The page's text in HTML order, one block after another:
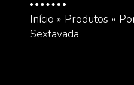
Início » Produtos »
Sextavada